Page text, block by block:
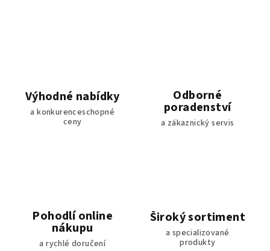
Výhodné nabídky
a konkurenceschopné
ceny
Odborné
poradenství
a zákaznický servis
Pohodlí online
nákupu
a rychlé doručení
Široký sortiment
a specializované
produkty